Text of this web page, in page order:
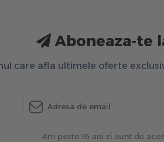
Aboneaza-te
care afla ultimele oferte
Am peste 16 ani si sunt de